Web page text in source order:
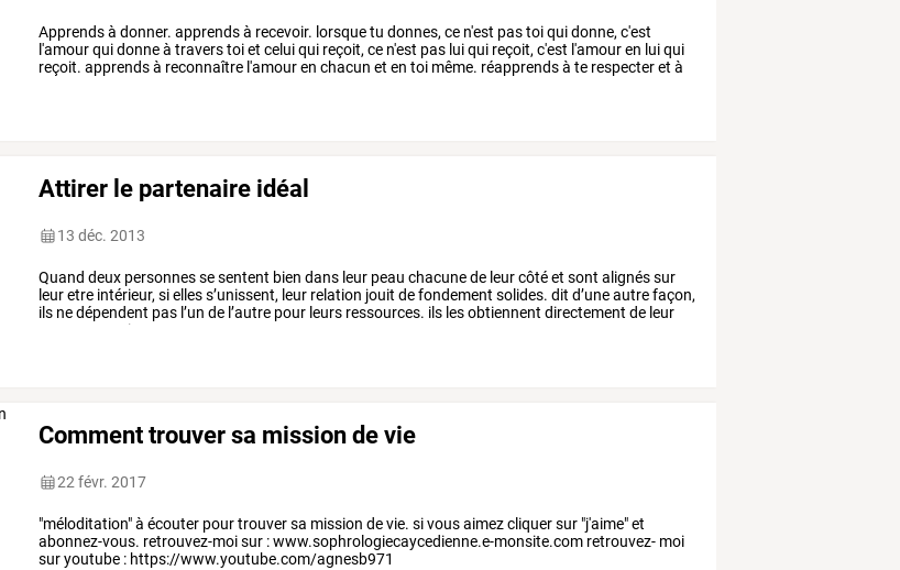
Apprends à donner. apprends à recevoir. lorsque tu donnes, ce n'est pas toi qui donne, c'est
l'amour qui donne à travers toi et celui qui reçoit, ce n'est pas lui qui reçoit, c'est l'amour en lui qui
reçoit. apprends à reconnaître l'amour en chacun et en toi même. réapprends à te respecter et à
Attirer le partenaire idéal
13 déc. 2013
Quand deux personnessesentent bien dans leur peau chacunede leurcôtéet sont alignéssur
leuretre intérieur,sielless’unissent, leur relation jouit defondement solides. dit d’uneautrefaçon,
ils nedépendent pas l’un de l’autre pour leurs ressources. ils lesobtiennent directement de leur
qui
Comment trouver sa mission de vie
22 févr. 2017
"méloditation" à écouter pour trouver sa mission de vie. si vous aimez cliquer sur "j'aime" et
abonnez-vous. retrouvez-moi sur : www.sophrologiecaycedienne.e-monsite.com retrouvez- moi
sur youtube : https://www.youtube.com/agnesb971